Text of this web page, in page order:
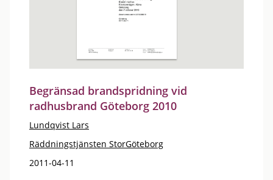
Begränsad brandspridning vid
radhusbrand Göteborg 2010
Lundqvist Lars
Räddningstjänsten StorGöteborg
2011-04-11